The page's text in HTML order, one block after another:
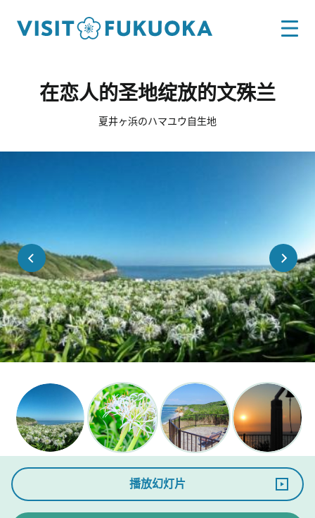
在恋人的圣地绽放的文殊兰
夏井ヶ浜のハマユウ自生地
播放幻灯片